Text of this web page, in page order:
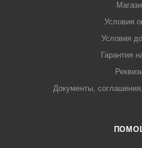
Условия
Условия
Гарантия
Документы,